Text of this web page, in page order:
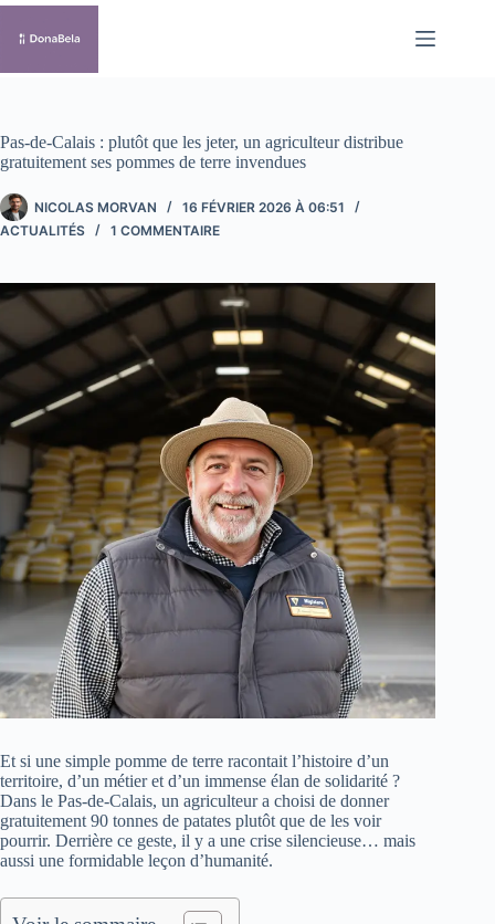
Passer
contenu
Pas-de-Calais : plutôt que les jeter, un agriculteur distribue
gratuitement ses pommes de terre invendues
NICOLAS MORVAN
16 FÉVRIER 2026 À 06:51
ACTUALITÉS
1 COMMENTAIRE
Et si une simple pomme de terre racontait l’histoire d’un
territoire, d’un métier et d’un immense élan de solidarité ?
Dans le Pas-de-Calais, un agriculteur a choisi de donner
gratuitement 90 tonnes de patates plutôt que de les voir
pourrir. Derrière ce geste, il y a une crise silencieuse… mais
aussi une formidable leçon d’humanité.